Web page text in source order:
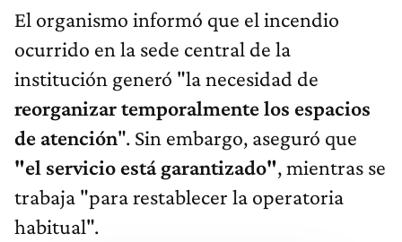
El organismo informó que el incendio
ocurrido en la sede central de la
institución generó "la necesidad de
reorganizar temporalmente los espacios
de atención". Sin embargo, aseguró que
"el servicio está garantizado", mientras se
trabaja "para restablecer la operatoria
habitual".